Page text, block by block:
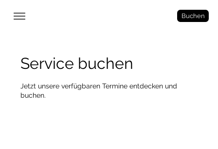
Buchen
Service buchen
Jetzt unsere verfügbaren Termine entdecken und
buchen.